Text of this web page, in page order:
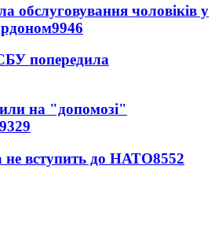
обслуговування чоловіків у
9946
попередила
на "допомозі"
9329
не вступить до НАТО8552